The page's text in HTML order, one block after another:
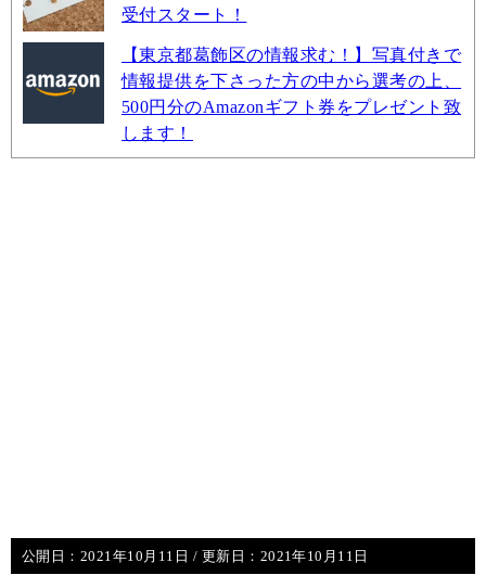
受付スタート！
【東京都葛飾区の情報求む！】写真付きで
情報提供を下さった方の中から選考の上、
500円分のAmazonギフト券をプレゼント致
します！
公開日： 2021年10月11日 / 更新日： 2021年10月11日